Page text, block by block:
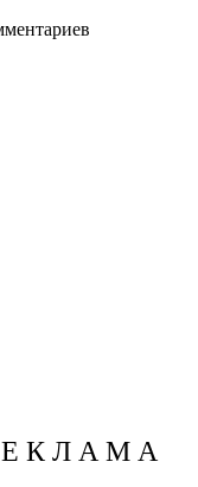
К Л А М А